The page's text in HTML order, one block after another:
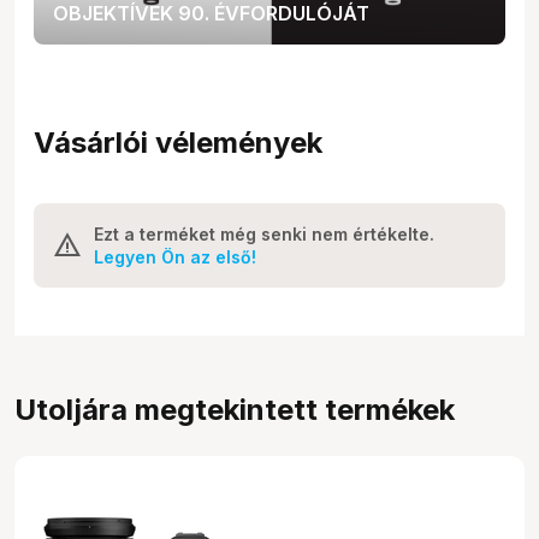
OBJEKTÍVEK 90. ÉVFORDULÓJÁT
Vásárlói vélemények
Ezt a terméket még senki nem értékelte.
Legyen Ön az első!
Utoljára megtekintett termékek